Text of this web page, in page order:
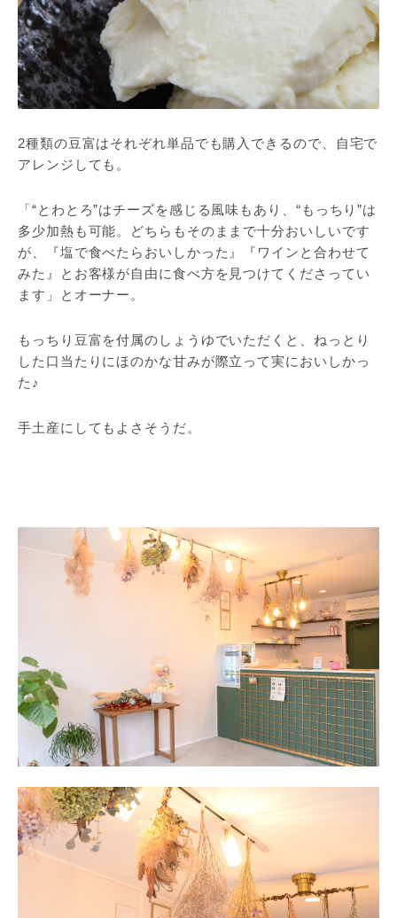
2種類の豆富はそれぞれ単品でも購入できるので、自宅で
アレンジしても。
「“とわとろ”はチーズを感じる風味もあり、“もっちり”は
多少加熱も可能。どちらもそのままで十分おいしいです
が、『塩で食べたらおいしかった』『ワインと合わせて
みた』とお客様が自由に食べ方を見つけてくださってい
ます」とオーナー。
もっちり豆富を付属のしょうゆでいただくと、ねっとり
した口当たりにほのかな甘みが際立って実においしかっ
た♪
手土産にしてもよさそうだ。